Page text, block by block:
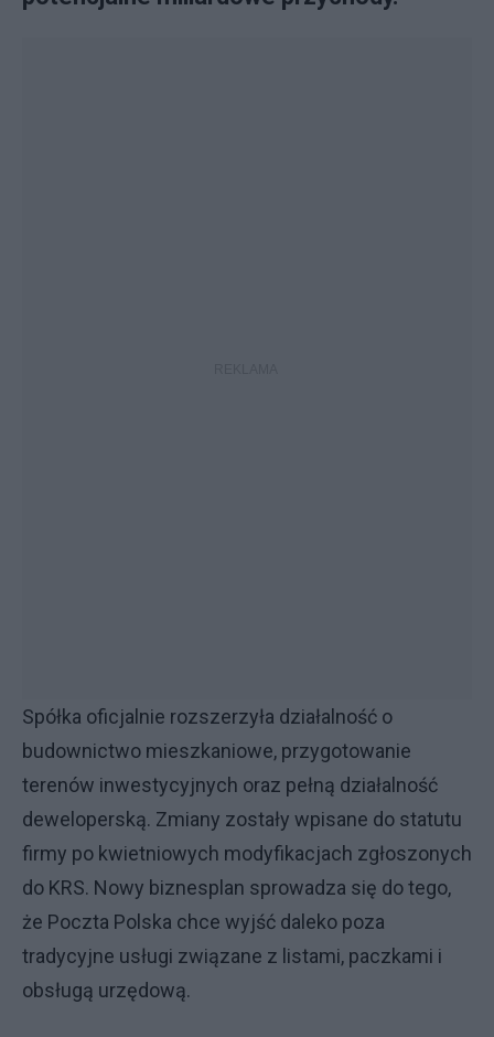
Spółka oficjalnie rozszerzyła działalność o
budownictwo mieszkaniowe, przygotowanie
terenów inwestycyjnych oraz pełną działalność
deweloperską. Zmiany zostały wpisane do statutu
firmy po kwietniowych modyfikacjach zgłoszonych
do KRS. Nowy biznesplan sprowadza się do tego,
że Poczta Polska chce wyjść daleko poza
tradycyjne usługi związane z listami, paczkami i
obsługą urzędową.